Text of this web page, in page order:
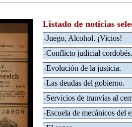
Listado de noticias
-Juego, Alcohol. ¡Vicios!
-Conflicto judicial cordobés.
-Evolución de la justicia.
-Las deudas del gobierno.
-Servicios de tranvías al
-Escuela de mecánicos del